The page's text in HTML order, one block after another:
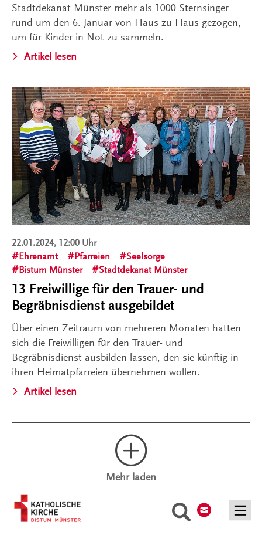
Suche
Stadtdekanat Münster mehr als 1000 Sternsinger
rund um den 6. Januar von Haus zu Haus gezogen,
um für Kinder in Not zu sammeln.
Artikel lesen
22.01.2024, 12:00 Uhr
Ehrenamt
Pfarreien
Seelsorge
Bistum Münster
Stadtdekanat Münster
13 Freiwillige für den Trauer- und
Begräbnisdienst ausgebildet
Über einen Zeitraum von mehreren Monaten hatten
sich die Freiwilligen für den Trauer- und
Begräbnisdienst ausbilden lassen, den sie künftig in
ihren Heimatpfarreien übernehmen wollen.
Artikel lesen
Mehr laden